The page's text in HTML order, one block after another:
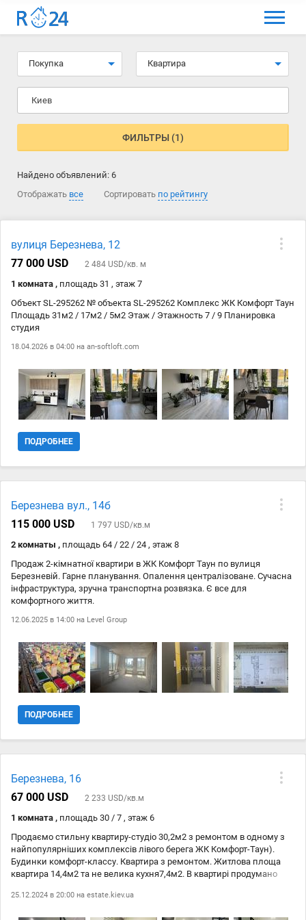
МЕНЮ
Выбрать язык
Избранные объявления
Комментарии к объявления
Как добавить объявление
Покупка Квартира
Киев
ФИЛЬТРЫ (1)
Найдено объявлений: 6
Отображать все Сортировать по рейтингу
вулиця Березнева, 12
77 000 USD
2 484 USD/кв. м
1 комната , площадь 31 , этаж 7
Объект SL-295262 № объекта SL-295262 Комплекс ЖК Комфорт Таун
Площадь 31м2 / 17м2 / 5м2 Этаж / Этажность 7 / 9 Планировка
студия
18.04.2026 в 04:00 на an-softloft.com
ПОДРОБНЕЕ
Березнева вул., 14б
115 000 USD
1 797 USD/кв.м
2 комнаты , площадь 64 / 22 / 24 , этаж 8
Продаж 2-кімнатної квартири в ЖК Комфорт Таун по вулиця
Березневій. Гарне планування. Опалення централізоване. Сучасна
інфраструктура, зручна транспортна розвязка. Є все для
комфортного життя.
12.06.2025 в 14:00 на Level Group
ПОДРОБНЕЕ
Березнева, 16
67 000 USD
2 233 USD/кв.м
1 комната , площадь 30 / 7 , этаж 6
Продаємо стильну квартиру-студіо 30,2м2 з ремонтом в одному з
найпопулярніших комплексів лівого берега ЖК Комфорт-Таун).
Будинки комфорт-классу. Квартира з ремонтом. Житлова площа
квартира 14,4м2 та не велика кухня7,4м2. В квартирі продумано
зона відокремлена скляними дверима які закриваються та
25.12.2024 в 20:00 на estate.kiev.ua